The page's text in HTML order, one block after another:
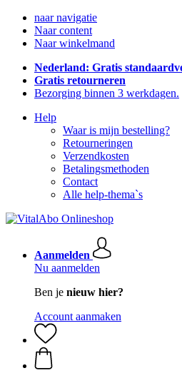
naar navigatie
Naar content
Naar winkelmand
Nederland: Gratis
Gratis retourneren
Bezorging binnen 3 werkdagen.
Help
Waar is mijn bestelling?
Retourneringen
Verzendkosten
Betalingsmethoden
Contact
Alle help-thema`s
Aanmelden
Nu aanmelden
Ben je nieuw hier?
Account aanmaken